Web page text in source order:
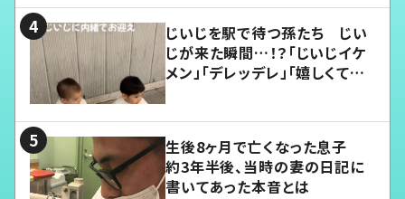
じいじを駅で待つ孫たち じい
じが来た瞬間…！？「じいじイケ
メン」「デレッデレ」「嬉しくて可
生後8ヶ月で亡くなった息子
約3年半後、当時の妻の日記に
書いてあった本音とは